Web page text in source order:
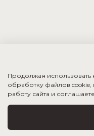
ЛИФ-БАНДО
8 280 ₽
Продолжая использовать
обработку файлов
работу сайта и